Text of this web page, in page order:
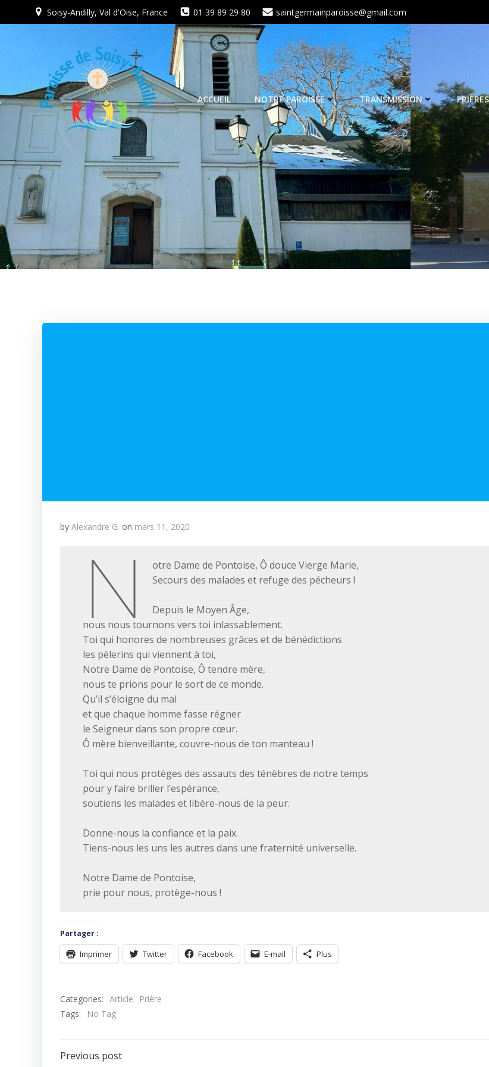
au
Soisy-Andilly, Val d'Oise, France 01 39 89 29 80 saintgermainparoisse@gmail.com
ACCUEIL NOTRE PAROISSE TRANSMISSION
by Alexandre G. on mars 11, 2020
N
otre Dame de Pontoise, Ô douce Vierge Marie,
Secours des malades et refuge des pécheurs !
Depuis le Moyen Âge,
nous nous tournons vers toi inlassablement.
Toi qui honores de nombreuses grâces et de bénédictions
les pèlerins qui viennent à toi,
Notre Dame de Pontoise, Ô tendre mère,
nous te prions pour le sort de ce monde.
Qu’il s’éloigne du mal
et que chaque homme fasse régner
le Seigneur dans son propre cœur.
Ô mère bienveillante, couvre-nous de ton manteau !
Toi qui nous protèges des assauts des ténèbres de notre temps
pour y faire briller l’espérance,
soutiens les malades et libère-nous de la peur.
Donne-nous la confiance et la paix.
Tiens-nous les uns les autres dans une fraternité universelle.
Notre Dame de Pontoise,
prie pour nous, protège-nous !
Partager :
Imprimer Twitter Facebook E-mail Plus
Categories: Article
Prière
Tags:
No Tag
Previous post